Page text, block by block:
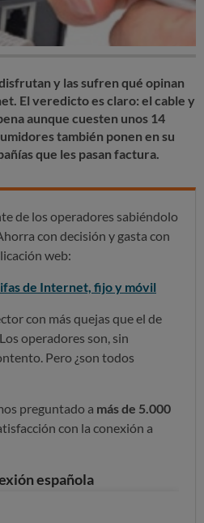
y las sufren qué opinan
El veredicto es claro: el cable y
aunque cuesten unos 14
también ponen en su
que les pasan factura.
de los operadores sabiéndolo
con decisión y gasta con
web:
de Internet, fijo y móvil
con más quejas que el de
operadores son, sin
Pero ¿son todos
preguntado a más de 5.000
con la conexión a
española